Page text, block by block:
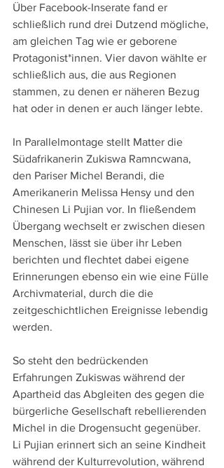
Über Facebook-Inserate fand er
schließlich rund drei Dutzend mögliche,
am gleichen Tag wie er geborene
Protagonist*innen. Vier davon wählte er
schließlich aus, die aus Regionen
stammen, zu denen er näheren Bezug
hat oder in denen er auch länger lebte.
In Parallelmontage stellt Matter die
Südafrikanerin Zukiswa Ramncwana,
den Pariser Michel Berandi, die
Amerikanerin Melissa Hensy und den
Chinesen Li Pujian vor. In fließendem
Übergang wechselt er zwischen diesen
Menschen, lässt sie über ihr Leben
berichten und flechtet dabei eigene
Erinnerungen ebenso ein wie eine Fülle
Archivmaterial, durch die die
zeitgeschichtlichen Ereignisse lebendig
werden.
So steht den bedrückenden
Erfahrungen Zukiswas während der
Apartheid das Abgleiten des gegen die
bürgerliche Gesellschaft rebellierenden
Michel in die Drogensucht gegenüber.
Li Pujian erinnert sich an seine Kindheit
während der Kulturrevolution, während